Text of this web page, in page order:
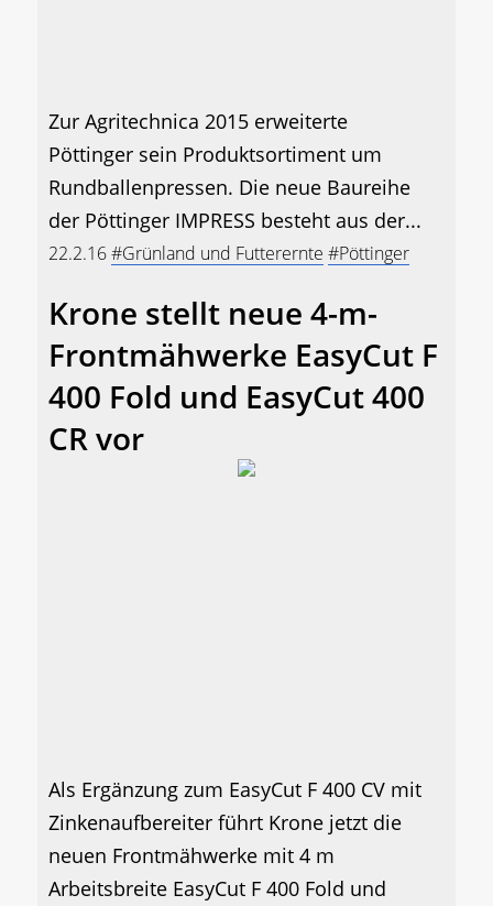
Zur Agritechnica 2015 erweiterte
Pöttinger sein Produktsortiment um
Rundballenpressen. Die neue Baureihe
der Pöttinger IMPRESS besteht aus der...
22.2.16#Grünland und Futterernte #Pöttinger
Krone stellt neue 4-m-
Frontmähwerke EasyCut F
400 Fold und EasyCut 400
CR vor
Als Ergänzung zum EasyCut F 400 CV mit
Zinkenaufbereiter führt Krone jetzt die
neuen Frontmähwerke mit 4 m
Arbeitsbreite EasyCut F 400 Fold und